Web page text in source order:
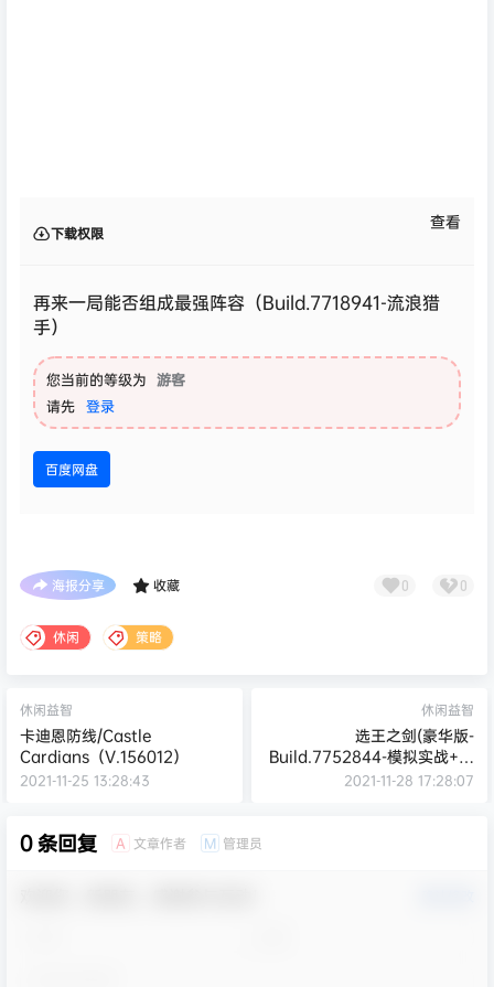
下载权限
查看
再来一局能否组成最强阵容（Build.7718941-流浪猎
手）
您当前的等级为 游客
请先 登录
百度网盘
海报分享 收藏 0 0
休闲 策略
休闲益智
卡迪恩防线/Castle
Cardians（V.156012）
2021-11-25 13:28:43
休闲益智
选王之剑(豪华版-
Build.7752844-模拟实战+全
DLC+简单MOD)
2021-11-28 17:28:07
0 条回复 A 文章作者 M 管理员